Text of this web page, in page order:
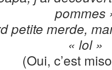
pommes
petite merde,
« lol »
(Oui, c’est